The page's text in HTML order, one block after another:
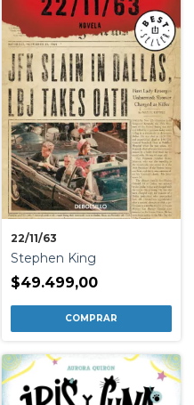
22/11/63
Stephen King
$49.499,00